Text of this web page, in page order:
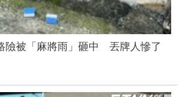
險被「麻將雨」砸中 丟牌人慘了